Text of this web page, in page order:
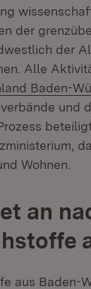
der
der
Alle
Baden-
und
Wohnen.
an
aus Baden-